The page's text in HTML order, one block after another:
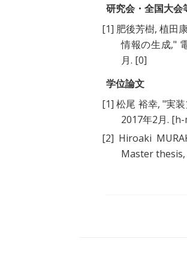
研究会・全国大会
[1] 肥後芳樹,植田
情報の生成,"
月. [0]
学位論文
[1] 松尾 裕幸, "実
2017年2月. [h-
[2] Hiroaki
Master thesis,